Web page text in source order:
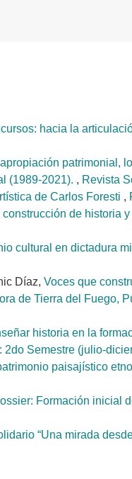
hacia la
patrimonial,
(1989-2021). , Revista
de Carlos Foresti ,
de historia
cultural en dictadura
Díaz, Voces que
de Tierra del Fuego,
historia en la
2do Semestre (julio-
paisajístico
Formación inicial
“Una mirada